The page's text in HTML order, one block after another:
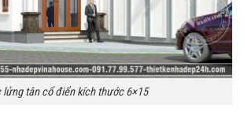
lửng tân cổ điển kích thước 6×15